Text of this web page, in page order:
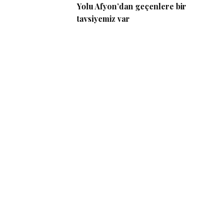
Yolu Afyon’dan geçenlere bir
tavsiyemiz var